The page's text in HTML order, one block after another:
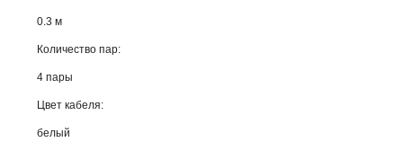
0.3 м
Количество пар:
4 пары
Цвет кабеля:
белый